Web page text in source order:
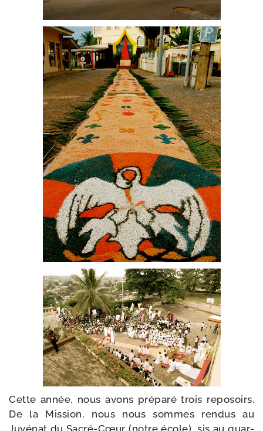
Cette année, nous avons pré­pa­ré trois repo­soirs.
De la Mission, nous nous sommes ren­dus au
Juvénat du Sacré-​Cœur (notre école), sis au quar­